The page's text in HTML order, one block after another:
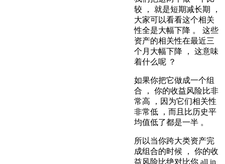
较 ， 就是短期减长期 ，
大家可以看看这个相关
性全是大幅下降 。 这些
资产的相关性在最近三
个月大幅下降 ， 这意味
着什么呢 ？
如果你把它做成一个组
合 ， 你的收益风险比非
常高 ，因为它们相关性
非常低 ，而且比历史平
均值低了都是一半 。
所以当你跨大类资产完
成组合的时候 ， 你的收
益风险比绝对比你 all in